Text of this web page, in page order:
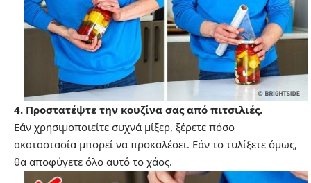
4. Προστατέψτε την κουζίνα σας από πιτσιλιές.
Εάν χρησιμοποιείτε συχνά μίξερ, ξέρετε πόσο
ακαταστασία μπορεί να προκαλέσει. Εάν το τυλίξετε όμως,
θα αποφύγετε όλο αυτό το χάος.